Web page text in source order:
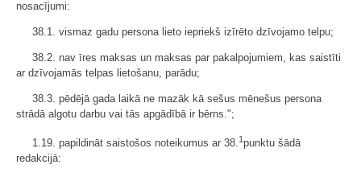
nosacījumi:
38.1. vismaz gadu persona lieto iepriekš izīrēto dzīvojamo telpu;
38.2. nav īres maksas un maksas par pakalpojumiem, kas saistīti
ar dzīvojamās telpas lietošanu, parādu;
38.3. pēdējā gada laikā ne mazāk kā sešus mēnešus persona
strādā algotu darbu vai tās apgādībā ir bērns.";
1.19. papildināt saistošos noteikumus ar 38. 1punktu šādā
redakcijā: